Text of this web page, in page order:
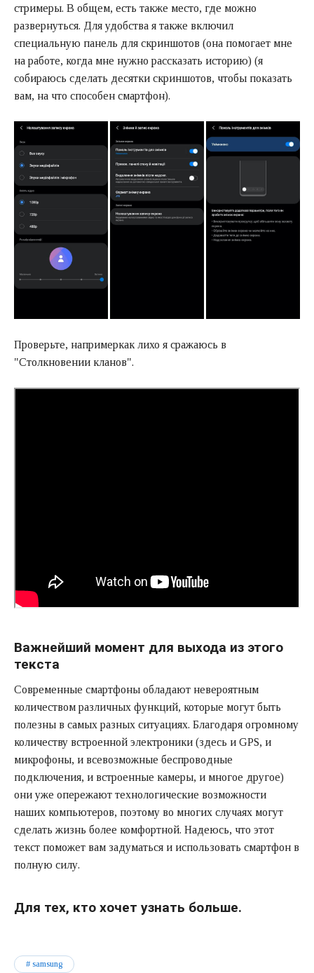
стримеры. В общем, есть также место, где можно
развернуться. Для удобства я также включил
специальную панель для скриншотов (она помогает мне
на работе, когда мне нужно рассказать историю) (я
собираюсь сделать десятки скриншотов, чтобы показать
вам, на что способен смартфон).
Проверьте, напримеркак лихо я сражаюсь в
"Столкновении кланов".
Важнейший момент для выхода из этого
текста
Современные смартфоны обладают невероятным
количеством различных функций, которые могут быть
полезны в самых разных ситуациях. Благодаря огромному
количеству встроенной электроники (здесь и GPS, и
микрофоны, и всевозможные беспроводные
подключения, и встроенные камеры, и многое другое)
они уже опережают технологические возможности
наших компьютеров, поэтому во многих случаях могут
сделать жизнь более комфортной. Надеюсь, что этот
текст поможет вам задуматься и использовать смартфон в
полную силу.
Для тех, кто хочет узнать больше.
samsung